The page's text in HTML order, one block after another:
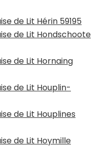
de Lit Hérin 59195
de Lit Hondschoote
de Lit Hornaing
de Lit Houplin-
de Lit Houplines
de Lit Hoymille